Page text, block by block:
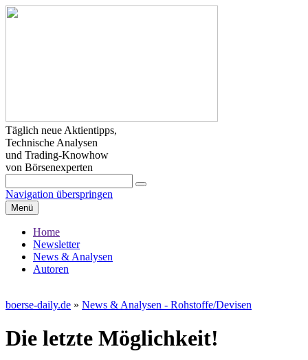
Täglich neue Aktientipps,
Technische Analysen
und Trading-Knowhow
von Börsenexperten
Navigation überspringen
Menü
Home
Newsletter
News & Analysen
Autoren
boerse-daily.de » News & Analysen - Rohstoffe/Devisen
Die letzte Möglichkeit!